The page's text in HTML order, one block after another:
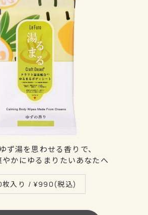
ず湯を思わせる香りで、
やかにゆるまりたいあなたへ
枚入り / ¥990(税込)